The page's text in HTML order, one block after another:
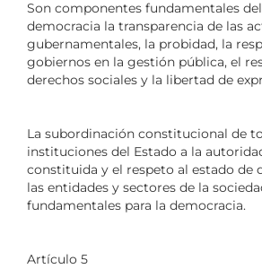
Son componentes fundamentales
democracia la transparencia de las
gubernamentales, la probidad, la
gobiernos en la gestión pública, el
derechos sociales y la libertad de
La subordinación constitucional de
instituciones del Estado a la
constituida y el respeto al estado de
las entidades y sectores de la
fundamentales para la democracia.
Artículo 5